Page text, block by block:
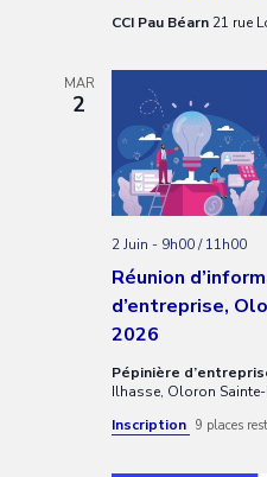
CCI Pau Béarn 21 rue
MAR
2
Réunion
d’entreprise,
2026
2 Juin - 9h00/11h00
Pépinière
Ilhasse, Oloron Sainte-
Inscription 9 places